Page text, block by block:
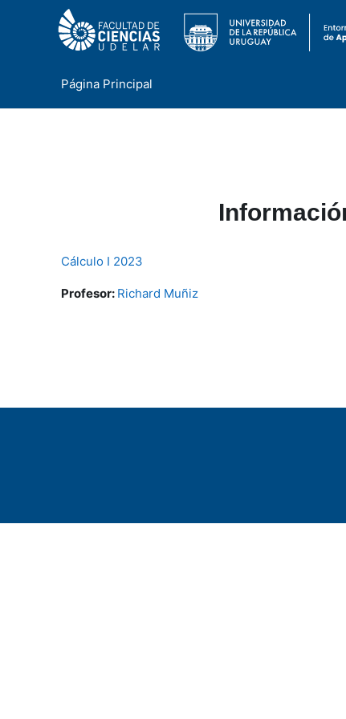
Página Principal
Cálculo I 2023
Profesor: Richard Muñiz